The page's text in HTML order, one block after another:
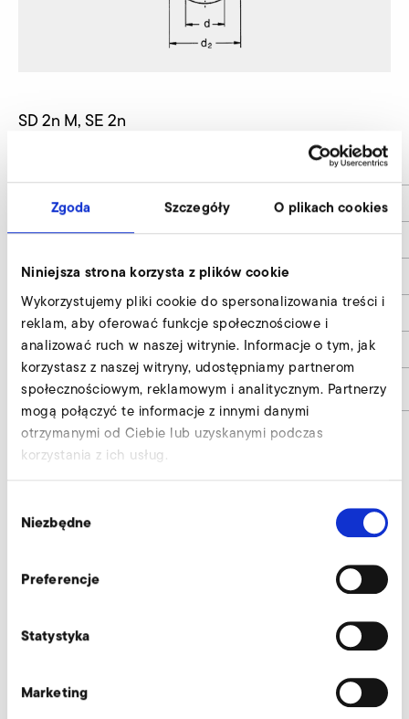
Zgoda Szczegóły O plikach cookies
Niniejsza strona korzysta z plików cookie
Wykorzystujemy pliki cookie do spersonalizowania treści i
reklam, aby oferować funkcje społecznościowe i
analizować ruch w naszej witrynie. Informacje o tym, jak
korzystasz z naszej witryny, udostępniamy partnerom
społecznościowym, reklamowym i analitycznym. Partnerzy
mogą połączyć te informacje z innymi danymi
otrzymanymi od Ciebie lub uzyskanymi podczas
korzystania z ich usług.
zgody
Niezbędne
Preferencje
Statystyka
Marketing
SD 2n M, SE 2n
d2
d4
h1
Numer materiału
38
58
70
12
9000111
Nasi eksperci służą profesjonalną pomocą.
Pozostałe wyposażenie dodatkowe SD 2n M,